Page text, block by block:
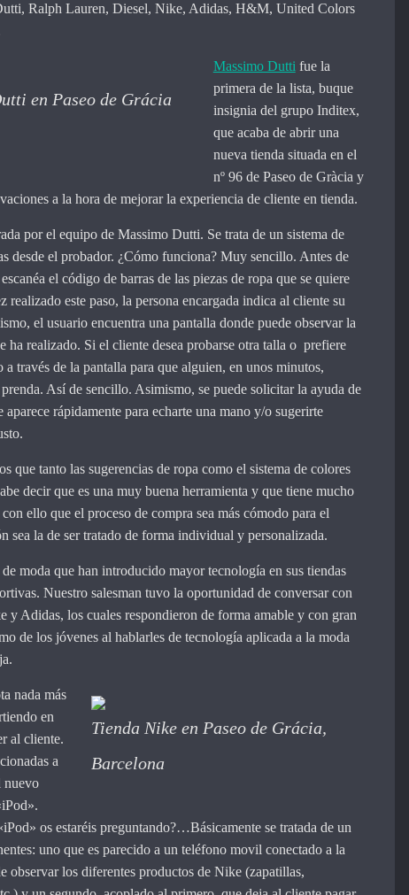
Ralph Lauren, Diesel, Nike, Adidas, H&M, United Colors
en Paseo de Grácia
Massimo Dutti fue la
primera de la lista, buque
insignia del grupo Inditex,
que acaba de abrir una
nueva tienda situada en el
nº 96 de Paseo de Gràcia y
a la hora de mejorar la experiencia de cliente en tienda.
por el equipo de Massimo Dutti. Se trata de un sistema de
desde el probador. ¿Cómo funciona? Muy sencillo. Antes de
el código de barras de las piezas de ropa que se quiere
realizado este paso, la persona encargada indica al cliente su
el usuario encuentra una pantalla donde puede observar la
ha realizado. Si el cliente desea probarse otra talla o prefiere
través de la pantalla para que alguien, en unos minutos,
prenda. Así de sencillo. Asimismo, se puede solicitar la ayuda de
aparece rápidamente para echarte una mano y/o sugerirte
que tanto las sugerencias de ropa como el sistema de colores
decir que es una muy buena herramienta y que tiene mucho
ello que el proceso de compra sea más cómodo para el
sea la de ser tratado de forma individual y personalizada.
moda que han introducido mayor tecnología en sus tiendas
Nuestro salesman tuvo la oportunidad de conversar con
y Adidas, los cuales respondieron de forma amable y con gran
de los jóvenes al hablarles de tecnología aplicada a la moda
Tienda Nike en Paseo de Grácia,
Barcelona
nada más
en
al cliente.
a
nuevo
os estaréis preguntando?…Básicamente se tratada de un
uno que es parecido a un teléfono movil conectado a la
observar los diferentes productos de Nike (zapatillas,